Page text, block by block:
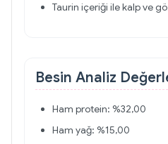
Taurin içeriği ile kalp ve
Besin Analiz
Ham protein: %32,00
Ham yağ: %15,00